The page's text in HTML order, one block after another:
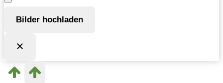
Bilder hochladen